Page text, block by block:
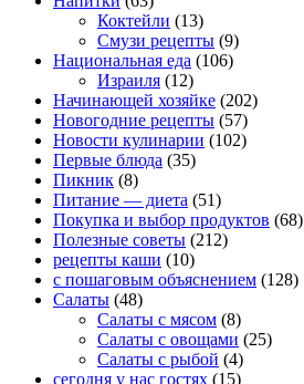
Коктейли (13)
Смузи рецепты (9)
Национальная еда (106)
Израиля (12)
Начинающей хозяйке (202)
Новогодние рецепты (57)
Новости кулинарии (102)
Первые блюда (35)
Пикник (8)
Питание — диета (51)
Покупка и выбор продуктов (68)
Полезные советы (212)
рецепты каши (10)
с пошаговым объяснением (128)
Салаты (48)
Салаты с мясом (8)
Салаты с овощами (25)
Салаты с рыбой (4)
сегодня у нас гостях (15)